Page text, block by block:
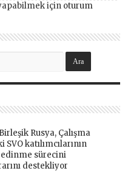
için oturum
Rusya, Çalışma
SVO katılımcılarının
edinme sürecini
destekliyor